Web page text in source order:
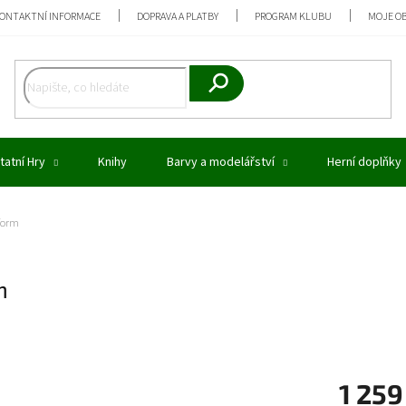
INFORMACE DOPRAVA A PLATBY PROGRAM KLUBU MOJE
Hry Knihy Barvy a modelářství Herní doplňky
1